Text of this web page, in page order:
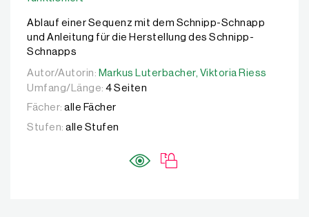
Ablauf einer Sequenz mit dem Schnipp-Schnapp
und Anleitung für die Herstellung des Schnipp-
Schnapps
Autor/Autorin: Markus Luterbacher, Viktoria Riess
Autor/Autorin: Markus Luterbacher, Viktoria Riess
Umfang/Länge: 4 Seiten
Fächer: alle Fächer
Stufen: alle Stufen